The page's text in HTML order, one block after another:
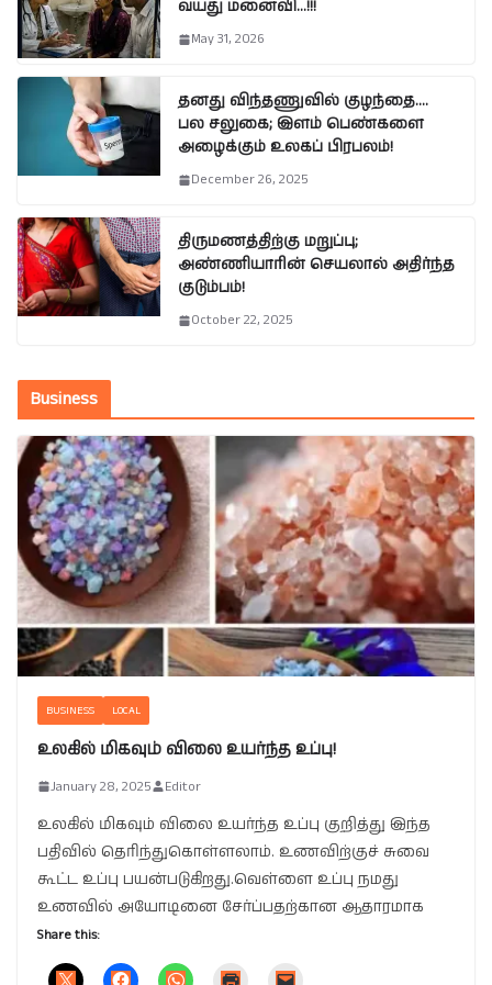
வயது மனைவி…!!!
May 31, 2026
தனது விந்தணுவில் குழந்தை….
பல சலுகை; இளம் பெண்களை
அழைக்கும் உலகப் பிரபலம்!
December 26, 2025
திருமணத்திற்கு மறுப்பு;
அண்ணியாரின் செயலால் அதிர்ந்த
குடும்பம்!
October 22, 2025
Business
BUSINESS LOCAL
உலகில் மிகவும் விலை உயர்ந்த உப்பு!
January 28, 2025 Editor
உலகில் மிகவும் விலை உயர்ந்த உப்பு குறித்து இந்த
பதிவில் தெரிந்துகொள்ளலாம். உணவிற்குச் சுவை
கூட்ட உப்பு பயன்படுகிறது.வெள்ளை உப்பு நமது
உணவில் அயோடினை சேர்ப்பதற்கான ஆதாரமாக
Share this: